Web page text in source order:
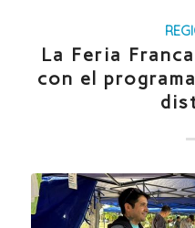
La Feria
con el